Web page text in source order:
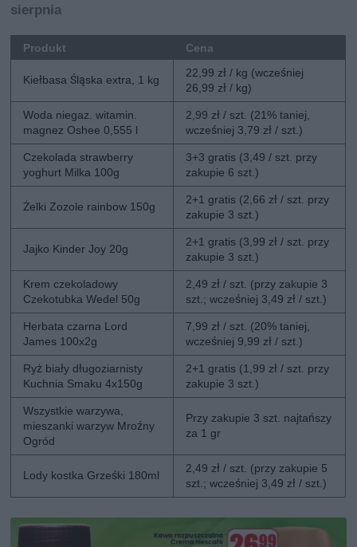
sierpnia
Produkt Cena
Kiełbasa Śląska extra, 1 kg
22,99 zł / kg (wcześniej
26,99 zł / kg)
Woda niegaz. witamin.
magnez Oshee 0,555 l
2,99 zł / szt. (21% taniej,
wcześniej 3,79 zł / szt.)
Czekolada strawberry
yoghurt Milka 100g
3+3 gratis (3,49 / szt. przy
zakupie 6 szt.)
Żelki Zozole rainbow 150g
2+1 gratis (2,66 zł / szt. przy
zakupie 3 szt.)
Jajko Kinder Joy 20g
2+1 gratis (3,99 zł / szt. przy
zakupie 3 szt.)
Krem czekoladowy
Czekotubka Wedel 50g
2,49 zł / szt. (przy zakupie 3
szt.; wcześniej 3,49 zł / szt.)
Herbata czarna Lord
James 100x2g
7,99 zł / szt. (20% taniej,
wcześniej 9,99 zł / szt.)
Ryż biały długoziarnisty
Kuchnia Smaku 4x150g
2+1 gratis (1,99 zł / szt. przy
zakupie 3 szt.)
Wszystkie warzywa,
mieszanki warzyw Mroźny
Ogród
Przy zakupie 3 szt. najtańszy
za 1 gr
Lody kostka Grześki 180ml
2,49 zł / szt. (przy zakupie 5
szt.; wcześniej 3,49 zł / szt.)